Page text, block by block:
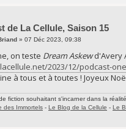
de La Cellule, Saison 15
» 07 Déc 2023, 09:38
on teste Dream Askewd'Avery
2023/12/podcast-
à tous et à toutes ! Joyeux
fiction souhaitant s'incarner dans la
des Immortels - Le Blog de la Cellule - Le